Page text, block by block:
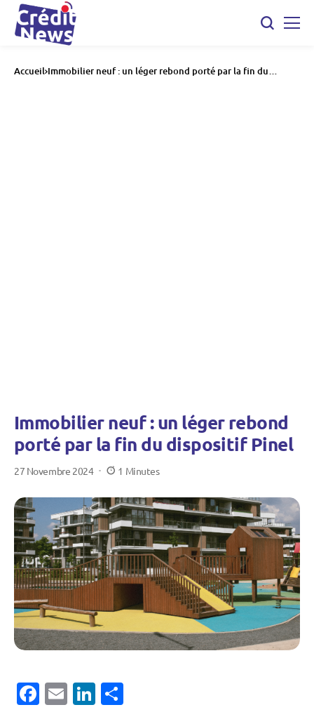
Accueil Immobilier neuf : un léger rebond porté par la fin du
Immobilier neuf : un léger rebond
porté par la fin du dispositif Pinel
27 Novembre 2024 1 Minutes
Facebook
EmailLinkedIn